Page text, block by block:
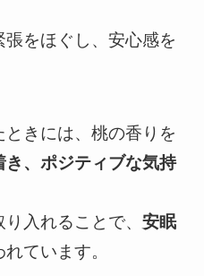
をほぐし、安心感を
きには、桃の香りを
き、ポジティブな気持
入れることで、 安眠
れています。